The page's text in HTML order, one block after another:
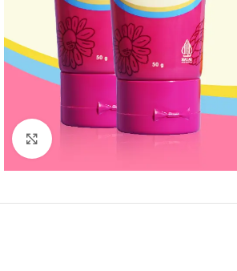
Click to enlarge